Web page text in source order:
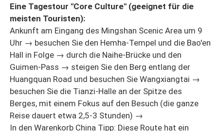
Eine Tagestour "Core Culture" (geeignet für die
meisten Touristen):
Ankunft am Eingang des Mingshan Scenic Area um 9
Uhr → besuchen Sie den Hemha-Tempel und die Bao'en
Hall in Folge → durch die Naihe-Brücke und den
Guimen-Pass → steigen Sie den Berg entlang der
Huangquan Road und besuchen Sie Wangxiangtai →
besuchen Sie die Tianzi-Halle an der Spitze des
Berges, mit einem Fokus auf den Besuch (die ganze
Reise dauert etwa 2,5-3 Stunden) →
In den Warenkorb China Tipp: Diese Route hat ein